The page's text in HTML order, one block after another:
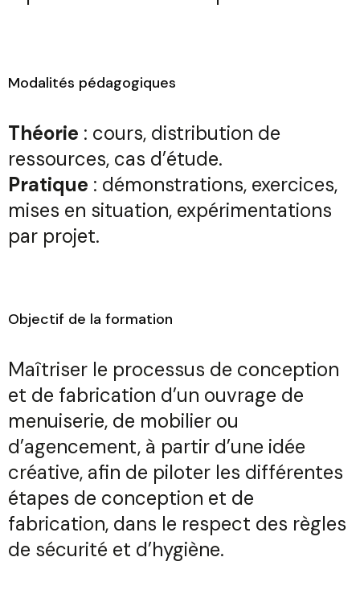
Modalités pédagogiques
Théorie : cours, distribution de
ressources, cas d’étude.
Pratique : démonstrations, exercices,
mises en situation, expérimentations
par projet.
Objectif de la formation
Maîtriser le processus de conception
et de fabrication d’un ouvrage de
menuiserie, de mobilier ou
d’agencement, à partir d’une idée
créative, afin de piloter les différentes
étapes de conception et de
fabrication, dans le respect des règles
de sécurité et d’hygiène.